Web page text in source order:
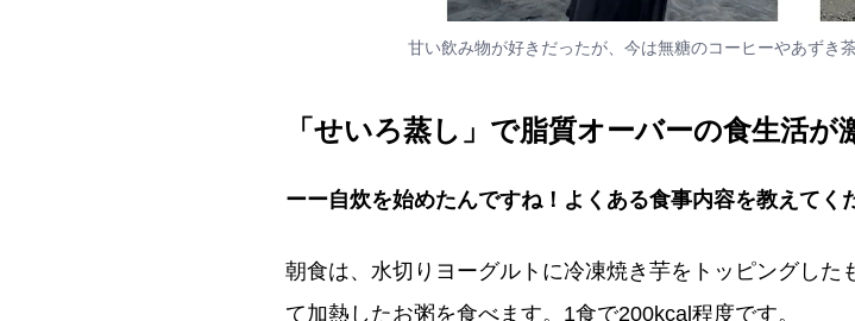
甘い飲み物が好きだったが、今は無糖のコーヒーやあずき
「せいろ蒸し」で脂質オーバーの食生活が
ーー自炊を始めたんですね！よくある食事内容を教えてく
朝食は、水切りヨーグルトに冷凍焼き芋をトッピングし
て加熱したお粥を食べます。1食で200kcal程度です。